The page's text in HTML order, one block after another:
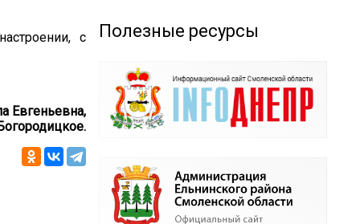
с
Евгеньевна,
Полезные ресурсы